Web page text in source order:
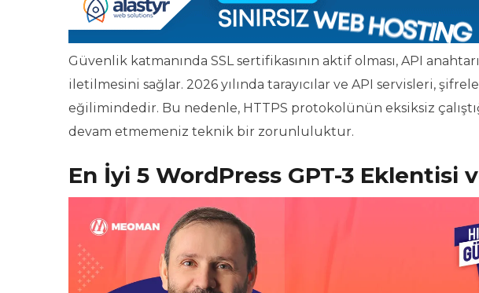
Güvenlik katmanında SSL sertifikasının aktif olması, API
iletilmesini sağlar. 2026 yılında tarayıcılar ve API servisleri,
eğilimindedir. Bu nedenle, HTTPS protokolünün eksiksiz
devam etmemeniz teknik bir zorunluluktur.
En İyi 5 WordPress GPT-3 Eklentisi